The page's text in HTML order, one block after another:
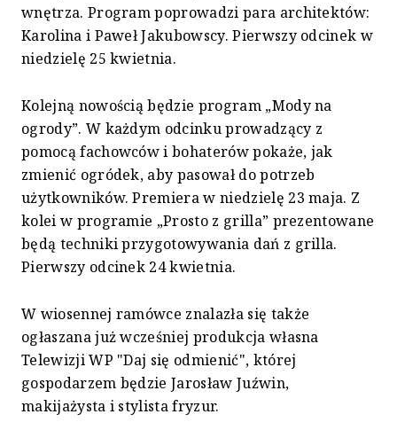
wnętrza. Program poprowadzi para architektów:
Karolina i Paweł Jakubowscy. Pierwszy odcinek w
niedzielę 25 kwietnia.
Kolejną nowością będzie program „Mody na
ogrody”. W każdym odcinku prowadzący z
pomocą fachowców i bohaterów pokaże, jak
zmienić ogródek, aby pasował do potrzeb
użytkowników. Premiera w niedzielę 23 maja. Z
kolei w programie „Prosto z grilla” prezentowane
będą techniki przygotowywania dań z grilla.
Pierwszy odcinek 24 kwietnia.
W wiosennej ramówce znalazła się także
ogłaszana już wcześniej produkcja własna
Telewizji WP "Daj się odmienić", której
gospodarzem będzie Jarosław Juźwin,
makijażysta i stylista fryzur.